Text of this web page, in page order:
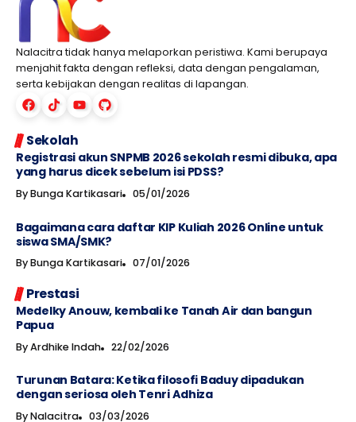
Nalacitra tidak hanya melaporkan peristiwa. Kami berupaya
menjahit fakta dengan refleksi, data dengan pengalaman,
serta kebijakan dengan realitas di lapangan.
Sekolah
Registrasi akun SNPMB 2026 sekolah resmi dibuka, apa
yang harus dicek sebelum isi PDSS?
ByBunga Kartikasari 05/01/2026
Bagaimana cara daftar KIP Kuliah 2026 Online untuk
siswa SMA/SMK?
ByBunga Kartikasari 07/01/2026
Prestasi
Medelky Anouw, kembali ke Tanah Air dan bangun
Papua
ByArdhike Indah 22/02/2026
Turunan Batara: Ketika filosofi Baduy dipadukan
dengan seriosa oleh Tenri Adhiza
ByNalacitra 03/03/2026